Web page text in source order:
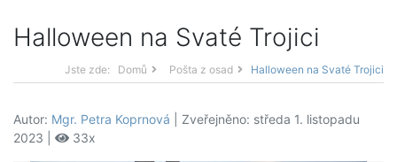
Halloween na Svaté Trojici
Jste zde: Domů Pošta z osad Halloween na Svaté Trojici
Autor: Mgr. Petra Koprnová | Zveřejněno: středa 1. listopadu
2023 |
33x